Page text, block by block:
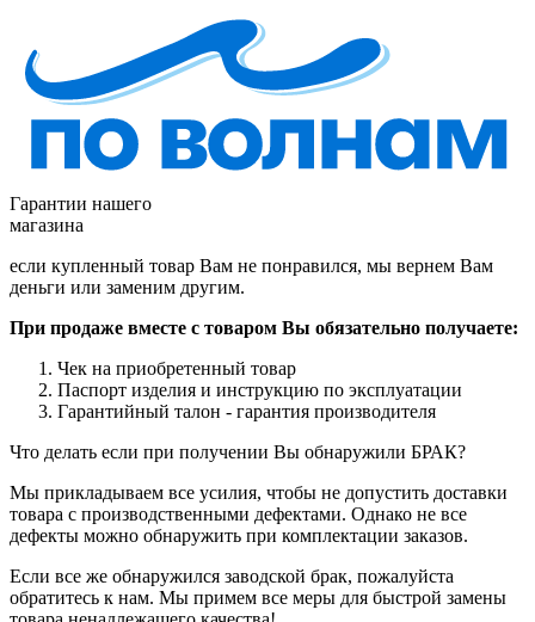
Гарантии нашего
магазина
если купленный товар Вам не понравился, мы вернем Вам
деньги или заменим другим.
При продаже вместе с товаром Вы обязательно получаете:
Чек на приобретенный товар
Паспорт изделия и инструкцию по эксплуатации
Гарантийный талон - гарантия производителя
Что делать если при получении Вы обнаружили БРАК?
Мы прикладываем все усилия, чтобы не допустить доставки
товара с производственными дефектами. Однако не все
дефекты можно обнаружить при комплектации заказов.
Если все же обнаружился заводской брак, пожалуйста
обратитесь к нам. Мы примем все меры для быстрой замены